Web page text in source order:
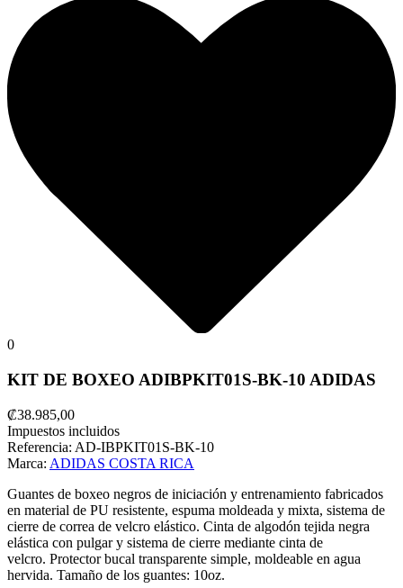
0
KIT DE BOXEO ADIBPKIT01S-BK-10 ADIDAS
₡38.985,00
Impuestos incluidos
Referencia: AD-IBPKIT01S-BK-10
Marca: ADIDAS COSTA RICA
Guantes de boxeo negros de iniciación y entrenamiento fabricados
en material de PU resistente, espuma moldeada y mixta, sistema de
cierre de correa de velcro elástico. Cinta de algodón tejida negra
elástica con pulgar y sistema de cierre mediante cinta de
velcro. Protector bucal transparente simple, moldeable en agua
hervida. Tamaño de los guantes: 10oz.